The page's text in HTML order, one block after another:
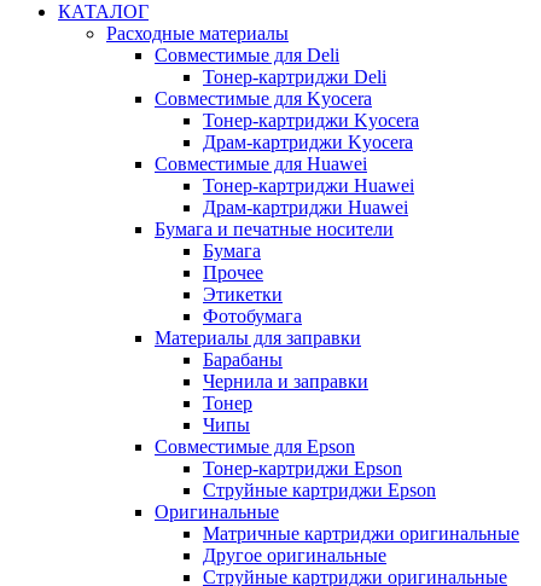
КАТАЛОГ
Расходные материалы
Совместимые для Deli
Тонер-картриджи Deli
Совместимые для Kyocera
Тонер-картриджи Kyocera
Драм-картриджи Kyocera
Совместимые для Huawei
Тонер-картриджи Huawei
Драм-картриджи Huawei
Бумага и печатные носители
Бумага
Прочее
Этикетки
Фотобумага
Материалы для заправки
Барабаны
Чернила и заправки
Тонер
Чипы
Совместимые для Epson
Тонер-картриджи Epson
Струйные картриджи Epson
Оригинальные
Матричные картриджи оригинальные
Другое оригинальные
Струйные картриджи оригинальные